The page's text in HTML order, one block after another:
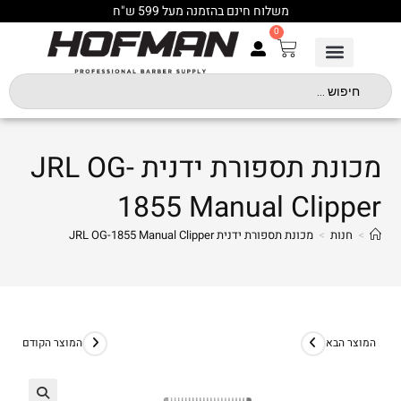
משלוח חינם בהזמנה מעל 599 ש"ח
0
מכונת תספורת ידנית JRL OG-
1855 Manual Clipper
> חנות > מכונת תספורת ידנית JRL OG-1855 Manual Clipper
המוצר הקודם המוצר הבא